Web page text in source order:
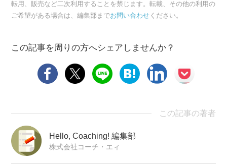
転用、販売など二次利用することを禁じます。転載、その他の利用の
ご希望がある場合は、編集部までお問い合わせ ください。
この記事を周りの方へシェアしませんか？
この記事の著者
Hello, Coaching! 編集部
株式会社コーチ・エィ